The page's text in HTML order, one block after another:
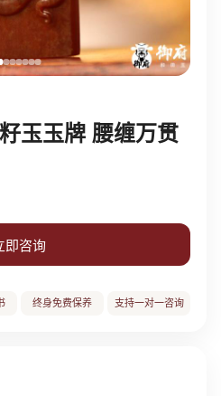
玉玉牌 腰缠万贯
即咨询
终身免费保养 支持一对一咨询